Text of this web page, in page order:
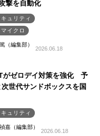
撃を自動化
キュリティ
イクロ
（編集部）
2026.06.18
がゼロデイ対策を強化 予
世代サンドボックスを国
キュリティ
嘉（編集部）
2026.06.18